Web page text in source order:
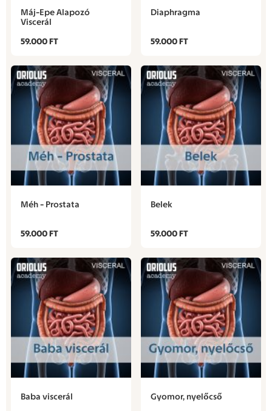
Máj-Epe Alapozó
Viscerál
59.000 FT
Diaphragma
59.000 FT
Méh - Prostata
59.000 FT
Belek
59.000 FT
Baba viscerál Gyomor, nyelőcső